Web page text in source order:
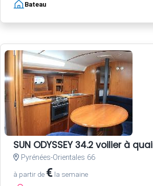
Bateau
SUN ODYSSEY 34.2 voilier à quai
Pyrénées-Orientales 66
à partir de € la semaine